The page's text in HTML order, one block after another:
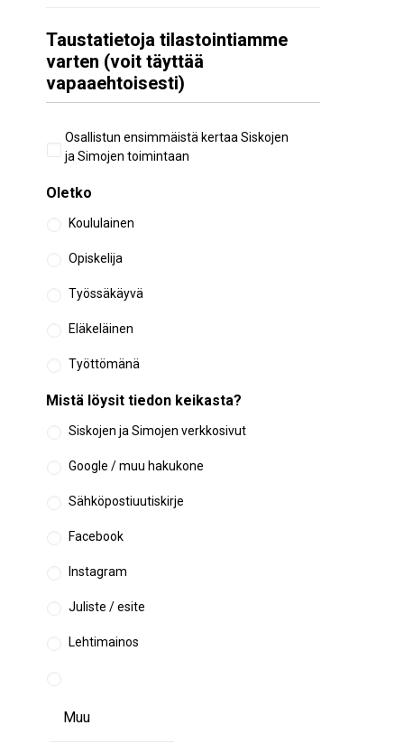
Taustatietoja tilastointiamme
varten (voit täyttää
vapaaehtoisesti)
Aiempi
osallistuminen
Osallistun ensimmäistä kertaa Siskojen
ja Simojen toimintaan
Oletko
Koululainen
Opiskelija
Työssäkäyvä
Eläkeläinen
Työttömänä
Mistä löysit tiedon keikasta?
Siskojen ja Simojen verkkosivut
Google / muu hakukone
Sähköpostiuutiskirje
Facebook
Instagram
Juliste / esite
Lehtimainos